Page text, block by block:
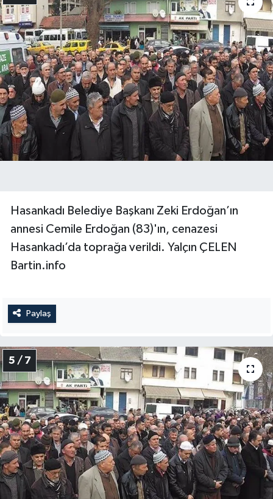
Hasankadı Belediye Başkanı Zeki Erdoğan’ın
annesi Cemile Erdoğan (83)'ın, cenazesi
Hasankadı’da toprağa verildi. Yalçın ÇELEN
Bartin.info
Paylaş
5 / 7